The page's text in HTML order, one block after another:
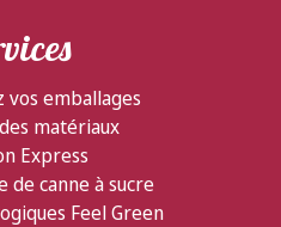
vos emballages
matériaux
Express
de canne à sucre
Feel Green